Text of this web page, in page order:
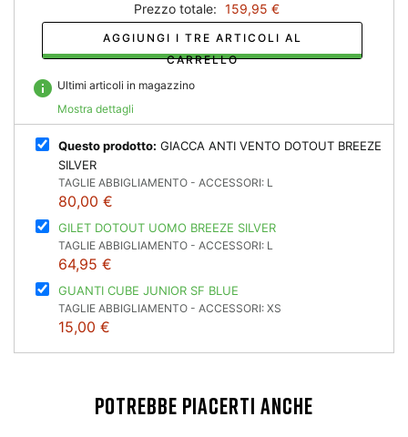
Prezzo totale: 159,95 €
AGGIUNGI I TRE ARTICOLI AL
CARRELLO
info Ultimi articoli in magazzino
Mostra dettagli
Questo prodotto: GIACCA ANTI VENTO DOTOUT BREEZE
SILVER
TAGLIE ABBIGLIAMENTO - ACCESSORI: L
80,00 €
GILET DOTOUT UOMO BREEZE SILVER
TAGLIE ABBIGLIAMENTO - ACCESSORI: L
64,95 €
GUANTI CUBE JUNIOR SF BLUE
TAGLIE ABBIGLIAMENTO - ACCESSORI: XS
15,00 €
POTREBBE PIACERTI ANCHE